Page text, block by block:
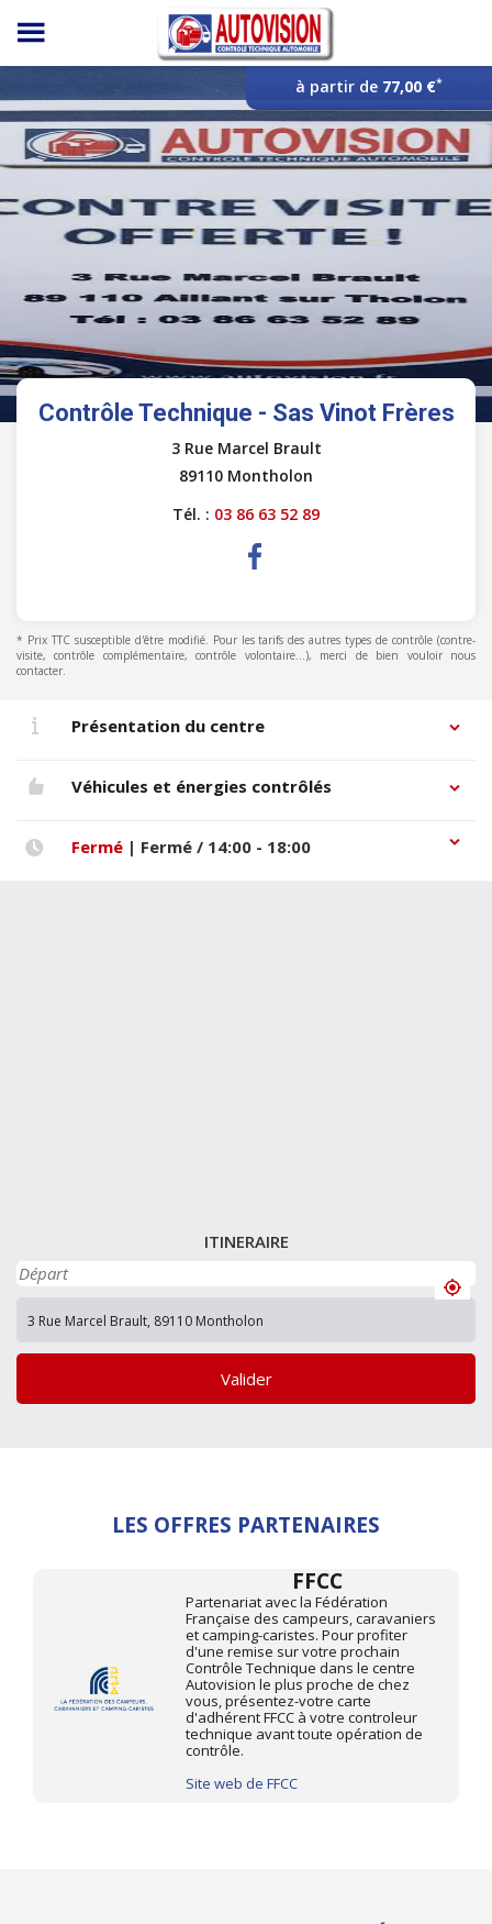
Panneau de gestion des cookies
à partir de 77,00 €*
Contrôle Technique - Sas Vinot Frères
3 Rue Marcel Brault
89110 Montholon
Tél. : 03 86 63 52 89
* Prix TTC susceptible d'être modifié. Pour les tarifs des autres types de contrôle (contre-
visite, contrôle complémentaire, contrôle volontaire...), merci de bien vouloir nous
contacter.
Présentation du centre
Véhicules et énergies contrôlés
Fermé| Fermé / 14:00 - 18:00
ITINERAIRE
Valider
LES OFFRES PARTENAIRES
FFCC
Partenariat avec la Fédération
Française des campeurs, caravaniers
et camping-caristes. Pour profiter
d'une remise sur votre prochain
Contrôle Technique dans le centre
Autovision le plus proche de chez
vous, présentez-votre carte
d'adhérent FFCC à votre controleur
technique avant toute opération de
contrôle.
Site web de FFCC